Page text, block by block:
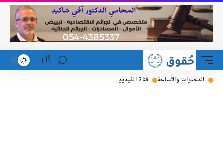
أأ
المخدرات والأسلحة قناة الفيديو